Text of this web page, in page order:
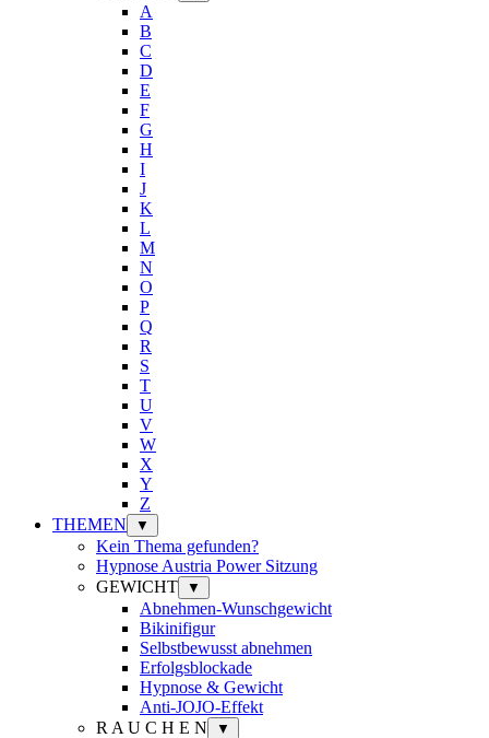
A
B
C
D
E
F
G
H
I
J
K
L
M
N
O
P
Q
R
S
T
U
V
W
X
Y
Z
THEMEN
▼
Kein Thema gefunden?
Hypnose Austria Power Sitzung
GEWICHT
▼
Abnehmen-Wunschgewicht
Bikinifigur
Selbstbewusst abnehmen
Erfolgsblockade
Hypnose & Gewicht
Anti-JOJO-Effekt
R A U C H E N
▼